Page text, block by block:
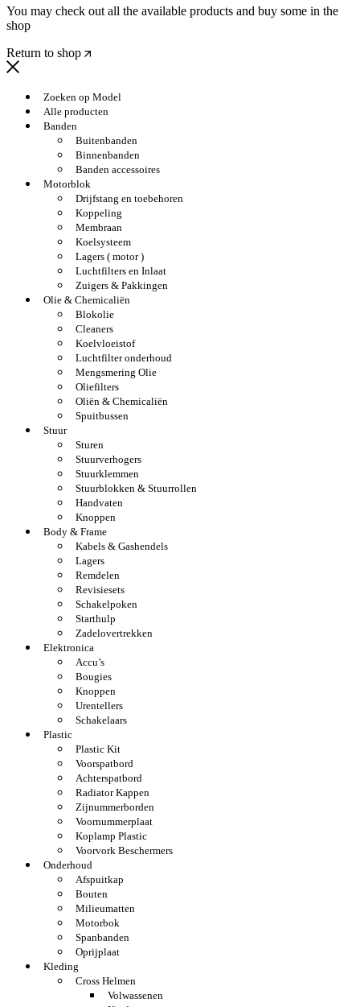
You may check out all the available products and buy some in the
shop
Return to shop
Zoeken op Model
Alle producten
Banden
Buitenbanden
Binnenbanden
Banden accessoires
Motorblok
Drijfstang en toebehoren
Koppeling
Membraan
Koelsysteem
Lagers ( motor )
Luchtfilters en Inlaat
Zuigers & Pakkingen
Olie & Chemicaliën
Blokolie
Cleaners
Koelvloeistof
Luchtfilter onderhoud
Mengsmering Olie
Oliefilters
Oliën & Chemicaliën
Spuitbussen
Stuur
Sturen
Stuurverhogers
Stuurklemmen
Stuurblokken & Stuurrollen
Handvaten
Knoppen
Body & Frame
Kabels & Gashendels
Lagers
Remdelen
Revisiesets
Schakelpoken
Starthulp
Zadelovertrekken
Elektronica
Accu’s
Bougies
Knoppen
Urentellers
Schakelaars
Plastic
Plastic Kit
Voorspatbord
Achterspatbord
Radiator Kappen
Zijnummerborden
Voornummerplaat
Koplamp Plastic
Voorvork Beschermers
Onderhoud
Afspuitkap
Bouten
Milieumatten
Motorbok
Spanbanden
Oprijplaat
Kleding
Cross Helmen
Volwassenen